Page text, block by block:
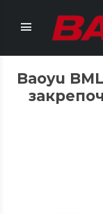
Baoyu